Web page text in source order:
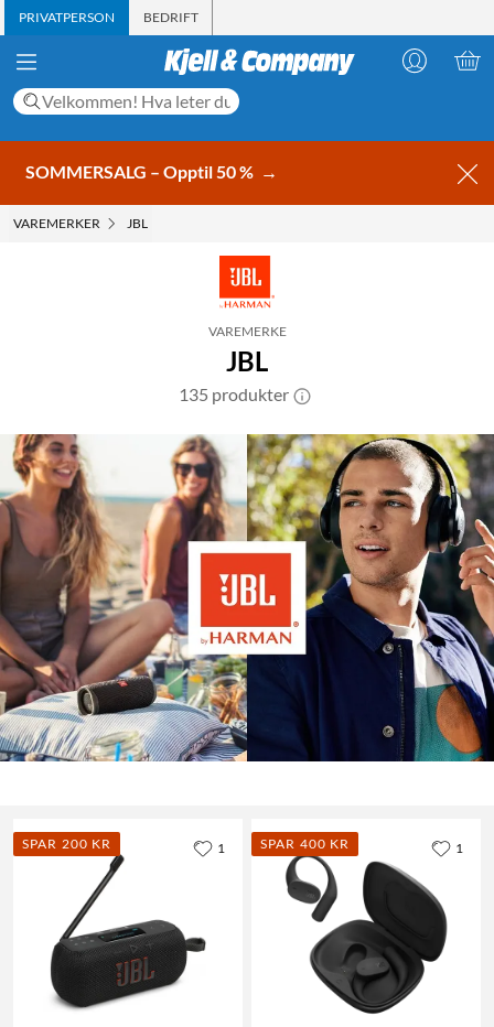
PRIVATPERSON BEDRIFT
SOMMERSALG – Opptil 50 % →
VAREMERKER JBL
VAREMERKE
JBL
135 produkter
SPAR 200 KR 1 SPAR 400 KR 1